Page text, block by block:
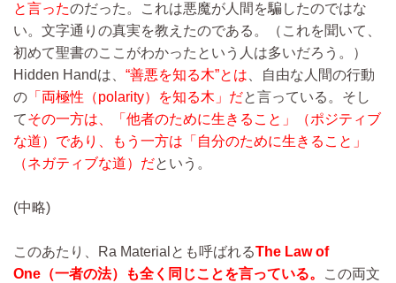
と言ったのだった。これは悪魔が人間を騙したのではな
い。文字通りの真実を教えたのである。（これを聞いて、
初めて聖書のここがわかったという人は多いだろう。）
Hidden Handは、 “善悪を知る木”とは 、自由な人間の行動
の 「両極性（polarity）を知る木」だと言っている。そし
てその一方は、「他者のために生きること」（ポジティブ
な道）であり、もう一方は「自分のために生きること」
（ネガティブな道）だという。
(中略)
このあたり、Ra Materialとも呼ばれるThe Law of
One（一者の法）も全く同じことを言っている。
この両文